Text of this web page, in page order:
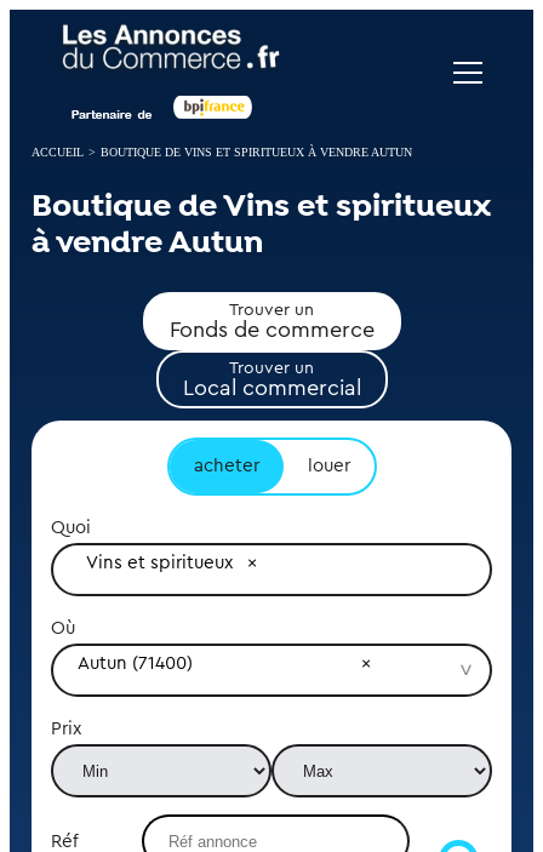
ACCUEIL > BOUTIQUE DE VINS ET SPIRITUEUX À VENDRE AUTUN
Boutique de Vins et spiritueux
à vendre Autun
Trouver un
Fonds de commerce
Trouver un
Local commercial
acheter louer
Quoi
Vins et spiritueux
Où
Autun (71400)
Prix
Réf
Panneau de gestion des cookies